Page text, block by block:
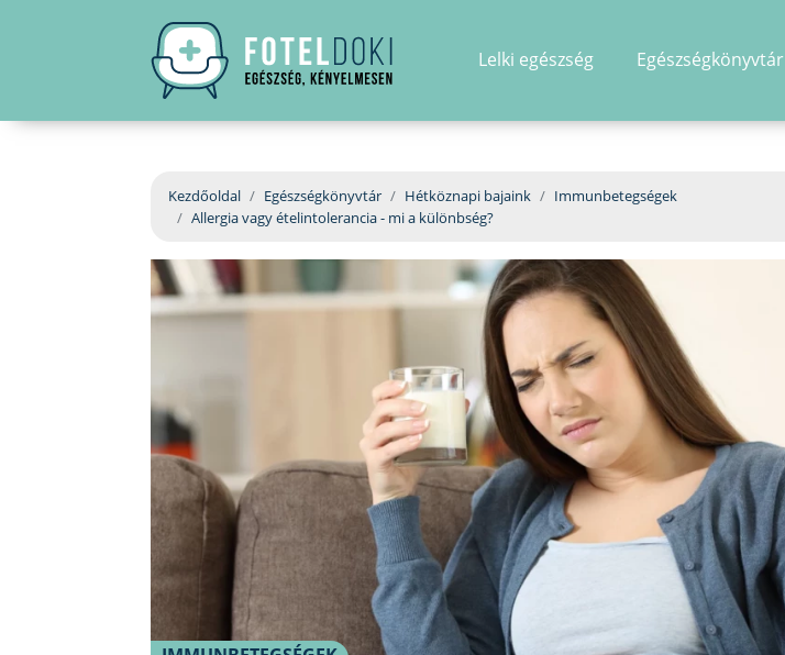
Lelki egészség Egészségkönyvtár
Kezdőoldal Egészségkönyvtár Hétköznapi bajaink
Immunbetegségek
Allergia vagy ételintolerancia - mi a különbség?